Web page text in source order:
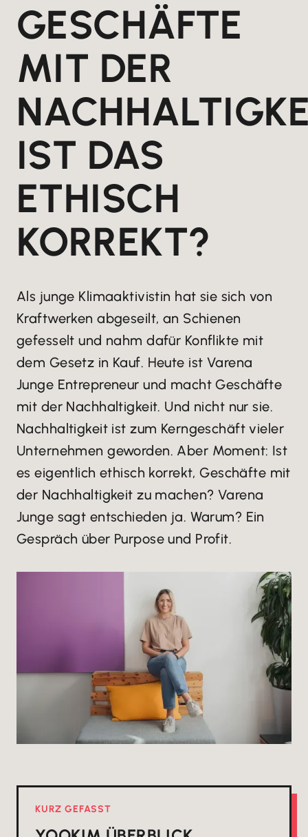
GESCHÄFTE
MIT DER
IST DAS
ETHISCH
KORREKT?
Als junge Klimaaktivistin hat sie sich von
Kraftwerken abgeseilt, an Schienen
gefesselt und nahm dafür Konflikte mit
dem Gesetz in Kauf. Heute ist Varena
Junge Entrepreneur und macht Geschäfte
mit der Nachhaltigkeit. Und nicht nur sie.
Nachhaltigkeit ist zum Kerngeschäft vieler
Unternehmen geworden. Aber Moment: Ist
es eigentlich ethisch korrekt, Geschäfte mit
der Nachhaltigkeit zu machen? Varena
Junge sagt entschieden ja. Warum? Ein
Gespräch über Purpose und Profit.
KURZ GEFASST